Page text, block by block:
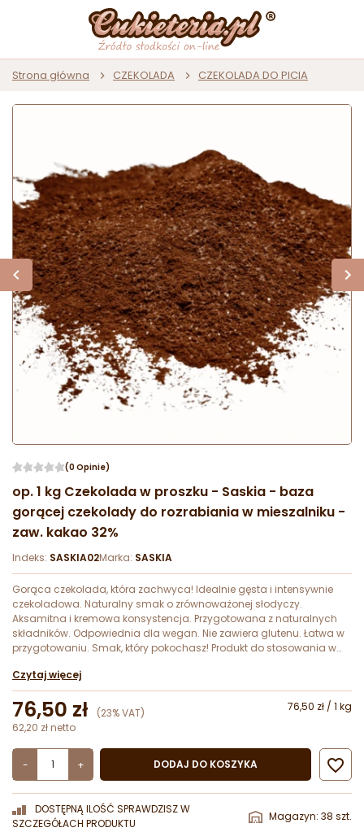
Strona główna CZEKOLADA CZEKOLADA DO PICIA
(0 Opinie)
op. 1 kg Czekolada w proszku - Saskia - baza
gorącej czekolady do rozrabiania w mieszalniku -
zaw. kakao 32%
Indeks: SASKIA02Marka: SASKIA
Gorąca czekolada, która zachwyca! Idealnie gęsta i intensywnie
czekoladowa. Naturalny smak o zrównoważonej słodyczy.
Aksamitna i kremowa konsystencja. Przygotowana z naturalnych
składników. Odpowiednia dla wegan. Nie zawiera glutenu. Łatwa w
przygotowaniu. Smak, który pokochasz! Produkt do stosowania w
Czytaj więcej
76,50 zł (23% VAT)
76,50 zł / 1 kg
62,20 zł netto
- + DODAJ DO KOSZYKA 
DOSTĘPNĄ ILOŚĆ SPRAWDZISZ W
SZCZEGÓŁACH PRODUKTU
Magazyn: 38 szt.